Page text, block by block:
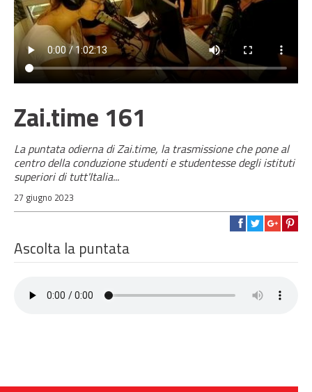
Zai.time 161
La puntata odierna di Zai.time, la trasmissione che pone al
centro della conduzione studenti e studentesse degli istituti
superiori di tutt'Italia...
27 giugno 2023
Ascolta la puntata